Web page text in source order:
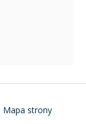
Mapa strony